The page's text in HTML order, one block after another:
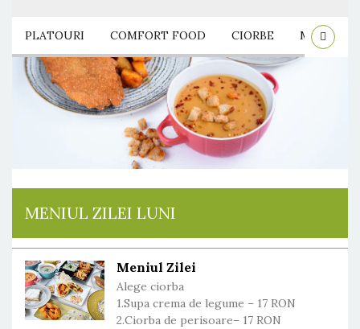
Ofertă
PLATOURI COMFORT FOOD CIORBE
MENIUL ZILEI LUNI
Meniul Zilei
Alege ciorba
1.Supa crema de legume – 17 RON
2.Ciorba de perisoare– 17 RON